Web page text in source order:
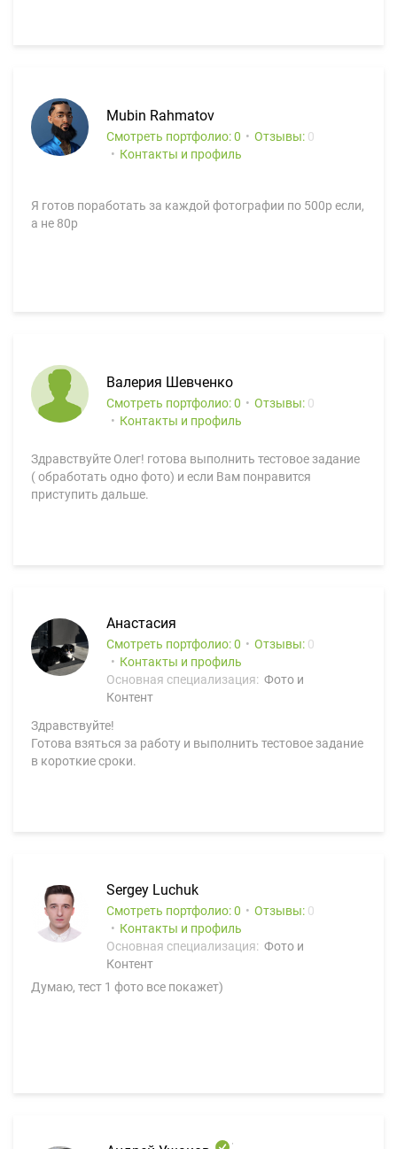
Mubin Rahmatov
Смотреть портфолио: 0 Отзывы: 0
Контакты и профиль
Я готов поработать за каждой фотографии по 500р если,
а не 80р
Валерия Шевченко
Смотреть портфолио: 0 Отзывы: 0
Контакты и профиль
Здравствуйте Олег! готова выполнить тестовое задание
( обработать одно фото) и если Вам понравится
приступить дальше.
Анастасия
Смотреть портфолио: 0 Отзывы: 0
Контакты и профиль
Основная специализация: Фото и
Контент
Здравствуйте!
Готова взяться за работу и выполнить тестовое задание
в короткие сроки.
Sergey Luchuk
Смотреть портфолио: 0 Отзывы: 0
Контакты и профиль
Основная специализация: Фото и
Контент
Думаю, тест 1 фото все покажет)